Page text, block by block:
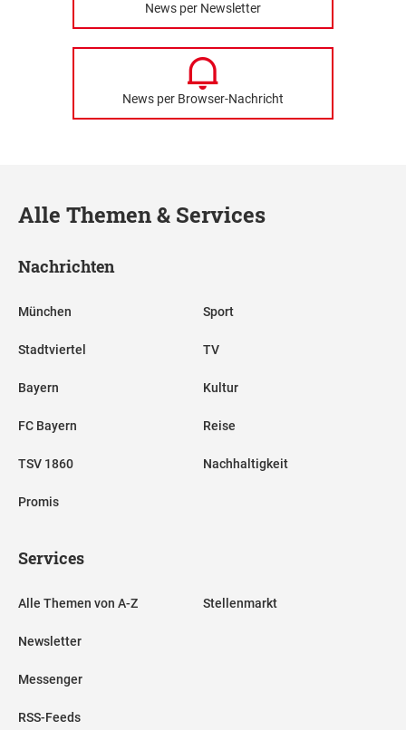
News per Newsletter
News per Browser-Nachricht
Alle Themen & Services
Nachrichten
München
Stadtviertel
Bayern
FC Bayern
TSV 1860
Promis
Sport
TV
Kultur
Reise
Nachhaltigkeit
Services
Alle Themen von A-Z
Newsletter
Messenger
RSS-Feeds
Stellenmarkt